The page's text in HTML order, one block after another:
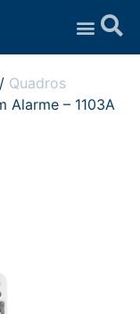
/ Quadros
Alarme – 1103A